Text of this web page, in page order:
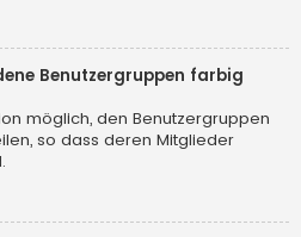
Benutzergruppen farbig
möglich, den Benutzergruppen
so dass deren Mitglieder